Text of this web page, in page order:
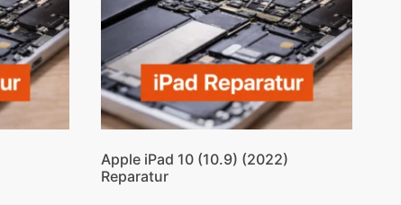
Apple iPad 10 (10.9) (2022)
Reparatur